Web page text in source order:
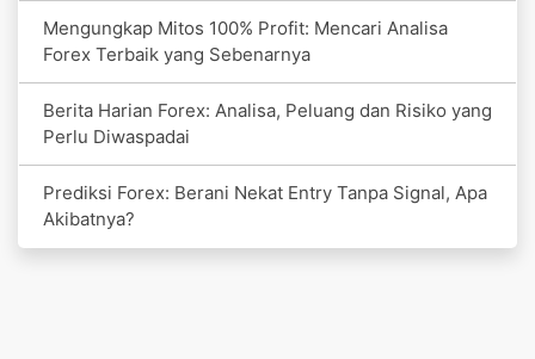
Mengungkap Mitos 100% Profit: Mencari Analisa
Forex Terbaik yang Sebenarnya
Berita Harian Forex: Analisa, Peluang dan Risiko yang
Perlu Diwaspadai
Prediksi Forex: Berani Nekat Entry Tanpa Signal, Apa
Akibatnya?